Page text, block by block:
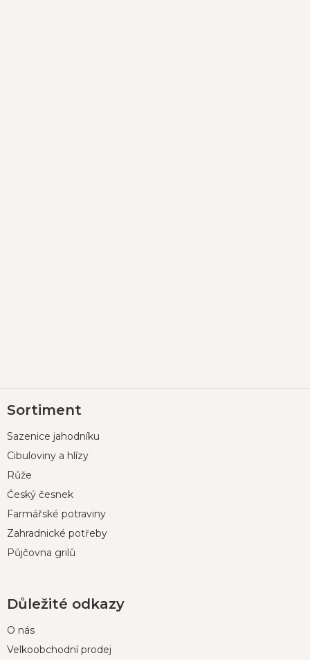
á
a
Sortiment
Sazenice jahodníku
Cibuloviny a hlízy
Růže
Český česnek
Farmářské potraviny
Zahradnické potřeby
Půjčovna grilů
Důležité odkazy
O nás
Velkoobchodní prodej